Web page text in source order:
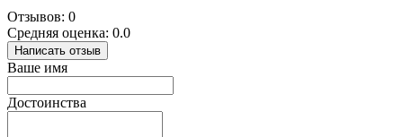
Отзывов: 0
Средняя оценка: 0.0
Написать отзыв
Ваше имя
Достоинства